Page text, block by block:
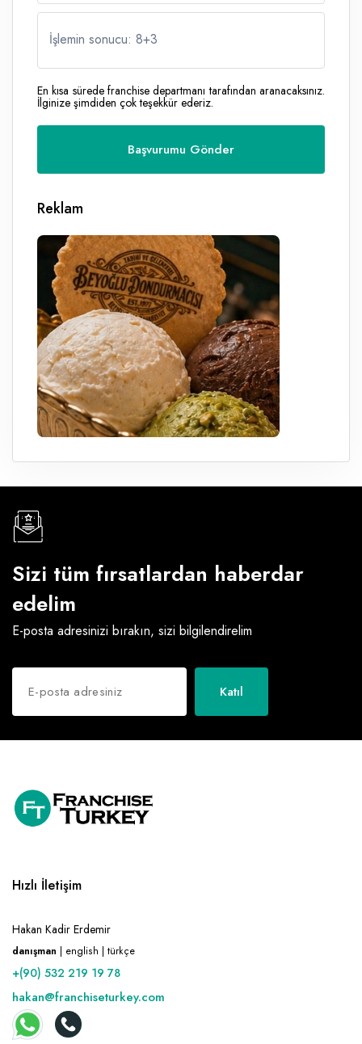
İşlemin sonucu: 8+3
En kısa sürede franchise departmanı tarafından aranacaksınız.
İlginize şimdiden çok teşekkür ederiz.
Reklam
Sizi tüm fırsatlardan haberdar
edelim
E-posta adresinizi bırakın, sizi bilgilendirelim
Katıl
Hızlı İletişim
Hakan Kadir Erdemir
danışman | english | türkçe
+(90) 532 219 19 78
hakan@franchiseturkey.com